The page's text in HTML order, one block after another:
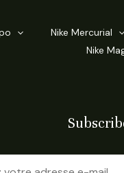
Nike Mercurial
Nike